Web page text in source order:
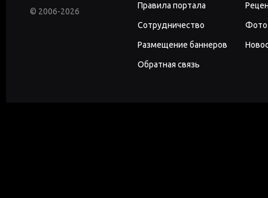
© 2006-2026
Правила портала
Сотрудничество
Размещение баннеров
Обратная связь